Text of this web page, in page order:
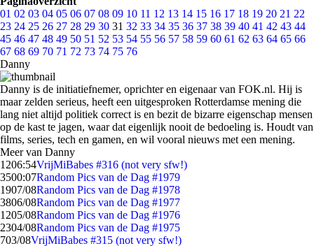
01 02 03 04 05 06 07 08 09 10 11 12 13 14 15 16 17 18 19 20 21 22
23 24 25 26 27 28 29 30 31 32 33 34 35 36 37 38 39 40 41 42 43 44
45 46 47 48 49 50 51 52 53 54 55 56 57 58 59 60 61 62 63 64 65 66
67 68 69 70 71 72 73 74 75 76
Danny
Danny is de initiatiefnemer, oprichter en eigenaar van FOK.nl. Hij is
maar zelden serieus, heeft een uitgesproken Rotterdamse mening die
lang niet altijd politiek correct is en bezit de bizarre eigenschap mensen
op de kast te jagen, waar dat eigenlijk nooit de bedoeling is. Houdt van
films, series, tech en gamen, en wil vooral nieuws met een mening.
Meer van Danny
1206:54VrijMiBabes #316 (not very sfw!)
3500:07Random Pics van de Dag #1979
1907/08Random Pics van de Dag #1978
3806/08Random Pics van de Dag #1977
1205/08Random Pics van de Dag #1976
2304/08Random Pics van de Dag #1975
703/08VrijMiBabes #315 (not very sfw!)